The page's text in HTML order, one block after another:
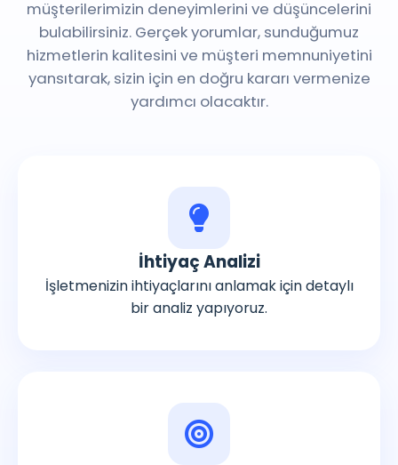
müşterilerimizin deneyimlerini ve düşüncelerini
bulabilirsiniz. Gerçek yorumlar, sunduğumuz
hizmetlerin kalitesini ve müşteri memnuniyetini
yansıtarak, sizin için en doğru kararı vermenize
yardımcı olacaktır.
İhtiyaç Analizi
İşletmenizin ihtiyaçlarını anlamak için detaylı
bir analiz yapıyoruz.